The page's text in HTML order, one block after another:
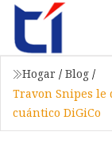
Hogar / Blog /
Travon Snipes le
cuántico DiGiCo